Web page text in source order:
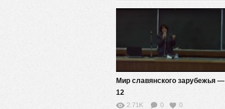
Мир славянского зарубежья —
12
2.71K 0 0